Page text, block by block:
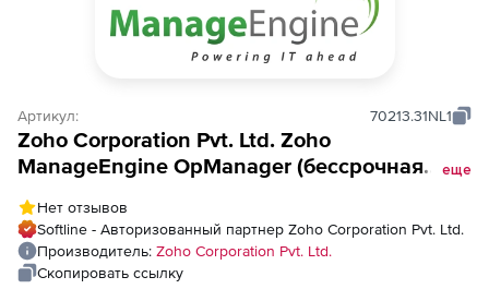
Артикул: 70213.31NL1
Zoho Corporation Pvt. Ltd. Zoho
ManageEngine OpManager (бессрочная
Pack
еще
Нет отзывов
Softline - Авторизованный партнер Zoho Corporation Pvt. Ltd.
Производитель: Zoho Corporation Pvt. Ltd.
Скопировать ссылку